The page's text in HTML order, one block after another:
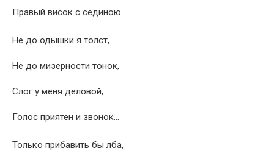
Правый висок с сединою.
Не до одышки я толст,
Не до мизерности тонок,
Слог у меня деловой,
Голос приятен и звонок…
Только прибавить бы лба,